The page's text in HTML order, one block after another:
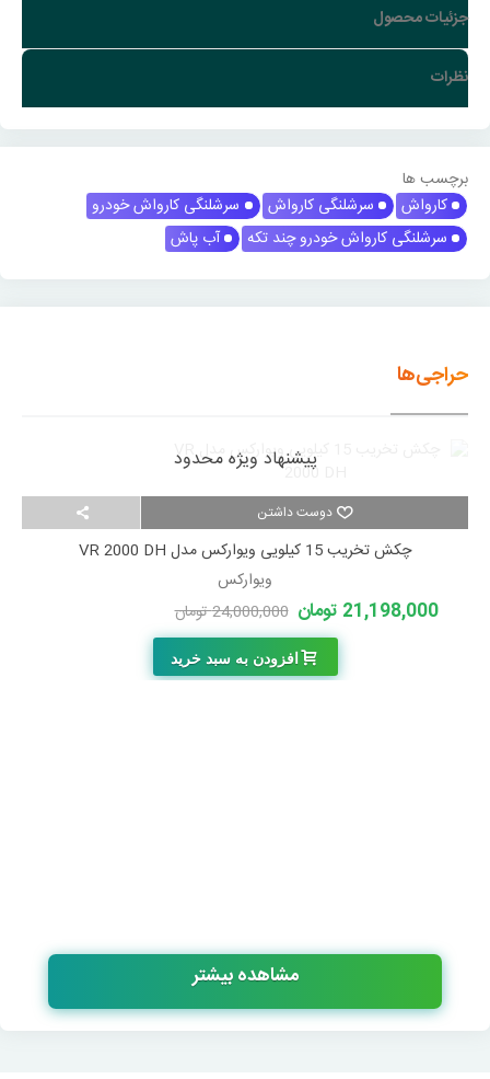
جزئیات محصول
نظرات
برچسب ها
کارواش
سرشلنگی کارواش
سرشلنگی کارواش خودرو
سرشلنگی کارواش خودرو چند تکه
آب پاش
حراجی‌ها
دوست داشتن
پیشنهاد ویژه محدود
چکش تخریب 15 کیلویی ویوارکس مدل VR 2000 DH
ویوارکس
21,198,000 تومان 24,000,000 تومان
افزودن به سبد خرید
مشاهده بیشتر